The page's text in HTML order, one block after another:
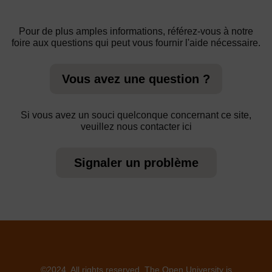
Pour de plus amples informations, référez-vous à notre
foire aux questions qui peut vous fournir l'aide nécessaire.
Vous avez une question ?
Si vous avez un souci quelconque concernant ce site,
veuillez nous contacter ici
Signaler un problème
©2024. All rights reserved. The Open University is